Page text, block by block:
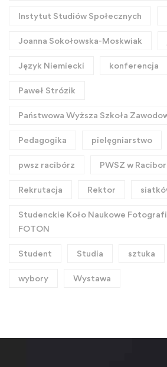
Instytut Studiów Społecznych
Joanna Sokołowska-Moskwiak
Język Niemiecki konferencja
Paweł Strózik
Państwowa Wyższa Szkoła
Pedagogika pielęgniarstwo
pwsz racibórz PWSZ w
Rekrutacja Rektor
Studenckie Koło Naukowe
FOTON
Student Studia sztuka
wybory Wystawa